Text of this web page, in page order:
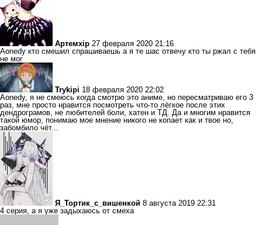
Артемxip 27 февраля 2020 21:16
Aonedy кто смешил спрашиваешь а я те шас отвечу кто ты ржал с тебя
не мог
Trykipi 18 февраля 2020 22:02
Aonedy, я не смеюсь когда смотрю это аниме, но пересматриваю его 3
раз, мне просто нравится посмотреть что-то лёгкое после этих
дендрограмов, не любителей боли, хатен и ТД. Да и многим нравится
такой юмор, понимаю мое мнение никого не копает как и твое но,
забомбило чёт...
Я_Тортик_с_вишенкой 8 августа 2019 22:31
4 серия, а я уже задыхаюсь от смеха